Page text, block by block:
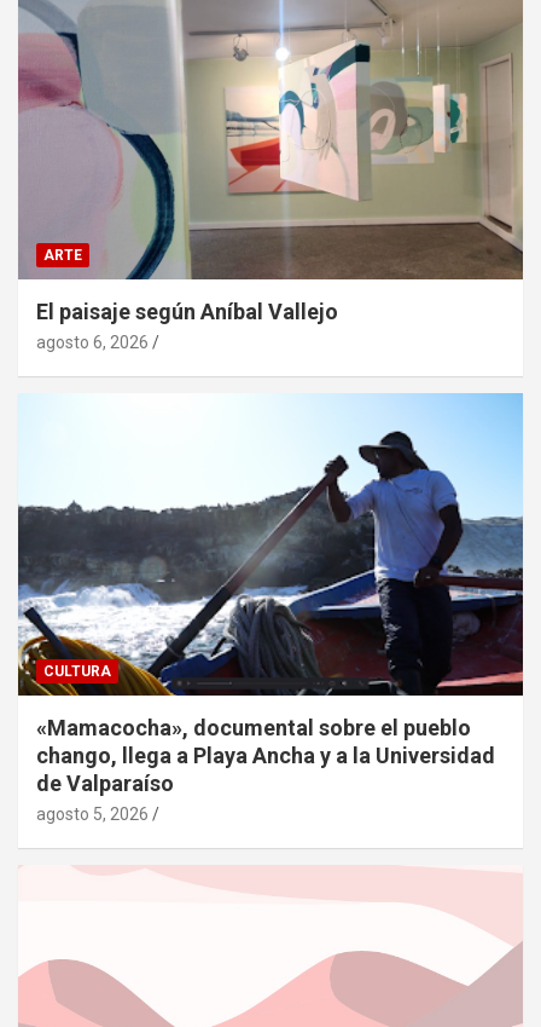
ARTE
El paisaje según Aníbal Vallejo
agosto 6, 2026
CULTURA
«Mamacocha», documental sobre el pueblo
chango, llega a Playa Ancha y a la Universidad
de Valparaíso
agosto 5, 2026